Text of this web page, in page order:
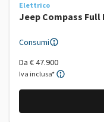
Elettrico
Jeep Compass Full
Consumi
Da € 47.900
Iva inclusa*